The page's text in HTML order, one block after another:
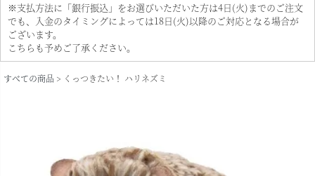
※支払方法に「銀行振込」をお選びいただいた方は4日(火)までのご注文
でも、入金のタイミングによっては18日(火)以降のご対応となる場合が
ございます。
こちらも予めご了承ください。
すべての商品 くっつきたい！ ハリネズミ